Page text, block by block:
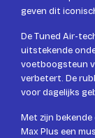
geven dit
De Tuned Air-
uitstekende
voetboogsteun
verbetert. De
voor dagelijks
Met zijn
Max Plus een